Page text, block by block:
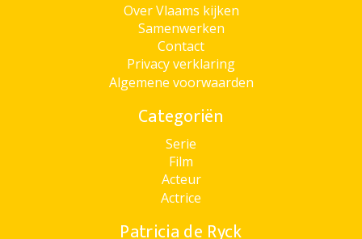
Over Vlaams kijken
Samenwerken
Contact
Privacy verklaring
Algemene voorwaarden
Categoriën
Serie
Film
Acteur
Actrice
Patricia de Ryck